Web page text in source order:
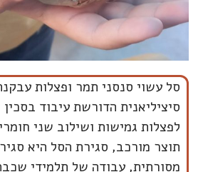
סל עשוי סנסני תמר ופצלות
סיציליאנית הדורשת עיבוד
לפצלות גמישות ושילוב שני
תוצר מורכב, סגירת הסל היא
מסורתית, עבודה של תלמידי